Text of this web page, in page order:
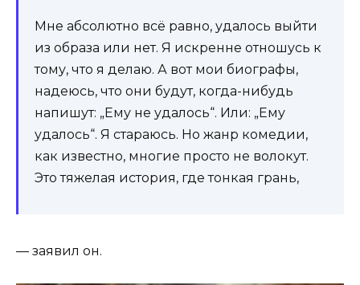
Мне абсолютно всё равно, удалось выйти
из образа или нет. Я искренне отношусь к
тому, что я делаю. А вот мои биографы,
надеюсь, что они будут, когда-нибудь
напишут: „Ему не удалось“. Или: „Ему
удалось“. Я стараюсь. Но жанр комедии,
как известно, многие просто не волокут.
Это тяжелая история, где тонкая грань,
— заявил он.